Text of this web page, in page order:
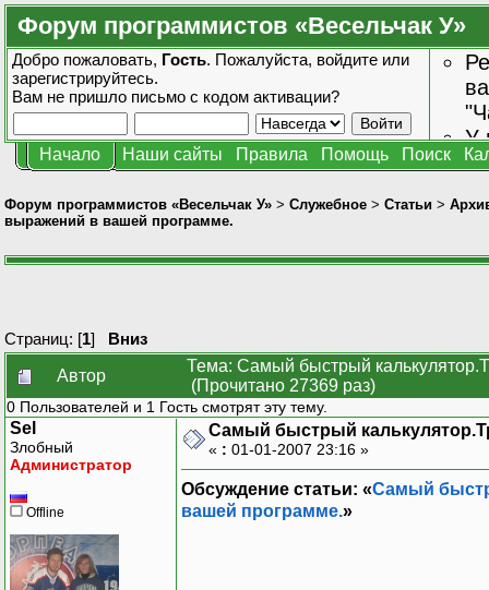
Форум программистов «Весельчак У»
Добро пожаловать, Гость. Пожалуйста, войдите или
зарегистрируйтесь.
Вам не пришло письмо с кодом активации?
У
Начало Наши сайты Правила Помощь Поиск
Форум программистов «Весельчак У» > Служебное > Статьи >
выражений в вашей программе.
Страниц: [1] Вниз
Автор
Тема: Самый быстрый
(Прочитано 27369 раз)
0 Пользователей и 1 Гость смотрят эту тему.
Sel
Злобный
Администратор
Offline
Самый быстрый
« : 01-01-2007 23:16 »
Обсуждение статьи: «Самый
вашей программе.»